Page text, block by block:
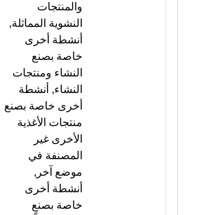
والمنتجات
النشوية المماثلة,
أنشطة أخرى
خاصة بصنع
النشاء ومنتجات
النشاء, أنشطة
أخرى خاصة بصنع
منتجات الأغذية
الأخرى غير
المصنفة في
موضع آخر,
أنشطة أخرى
خاصة بصنعٍ